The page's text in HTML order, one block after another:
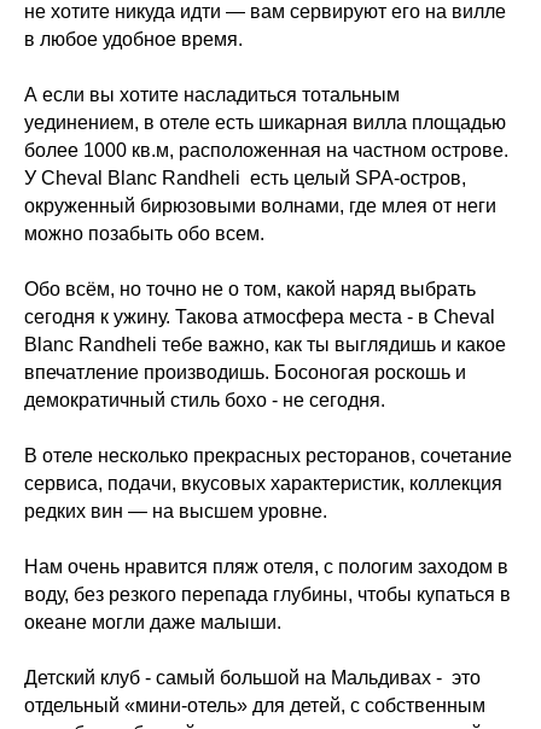
не хотите никуда идти — вам сервируют его на вилле
в любое удобное время.
А если вы хотите насладиться тотальным
уединением, в отеле есть шикарная вилла площадью
более 1000 кв.м, расположенная на частном острове.
У Cheval Blanc Randheli есть целый SPA-остров,
окруженный бирюзовыми волнами, где млея от неги
можно позабыть обо всем.
Обо всём, но точно не о том, какой наряд выбрать
сегодня к ужину. Такова атмосфера места - в Cheval
Blanc Randheli тебе важно, как ты выглядишь и какое
впечатление производишь. Босоногая роскошь и
демократичный стиль бохо - не сегодня.
В отеле несколько прекрасных ресторанов, сочетание
сервиса, подачи, вкусовых характеристик, коллекция
редких вин — на высшем уровне.
Нам очень нравится пляж отеля, с пологим заходом в
воду, без резкого перепада глубины, чтобы купаться в
океане могли даже малыши.
Детский клуб - самый большой на Мальдивах - это
отдельный «мини-отель» для детей, с собственным